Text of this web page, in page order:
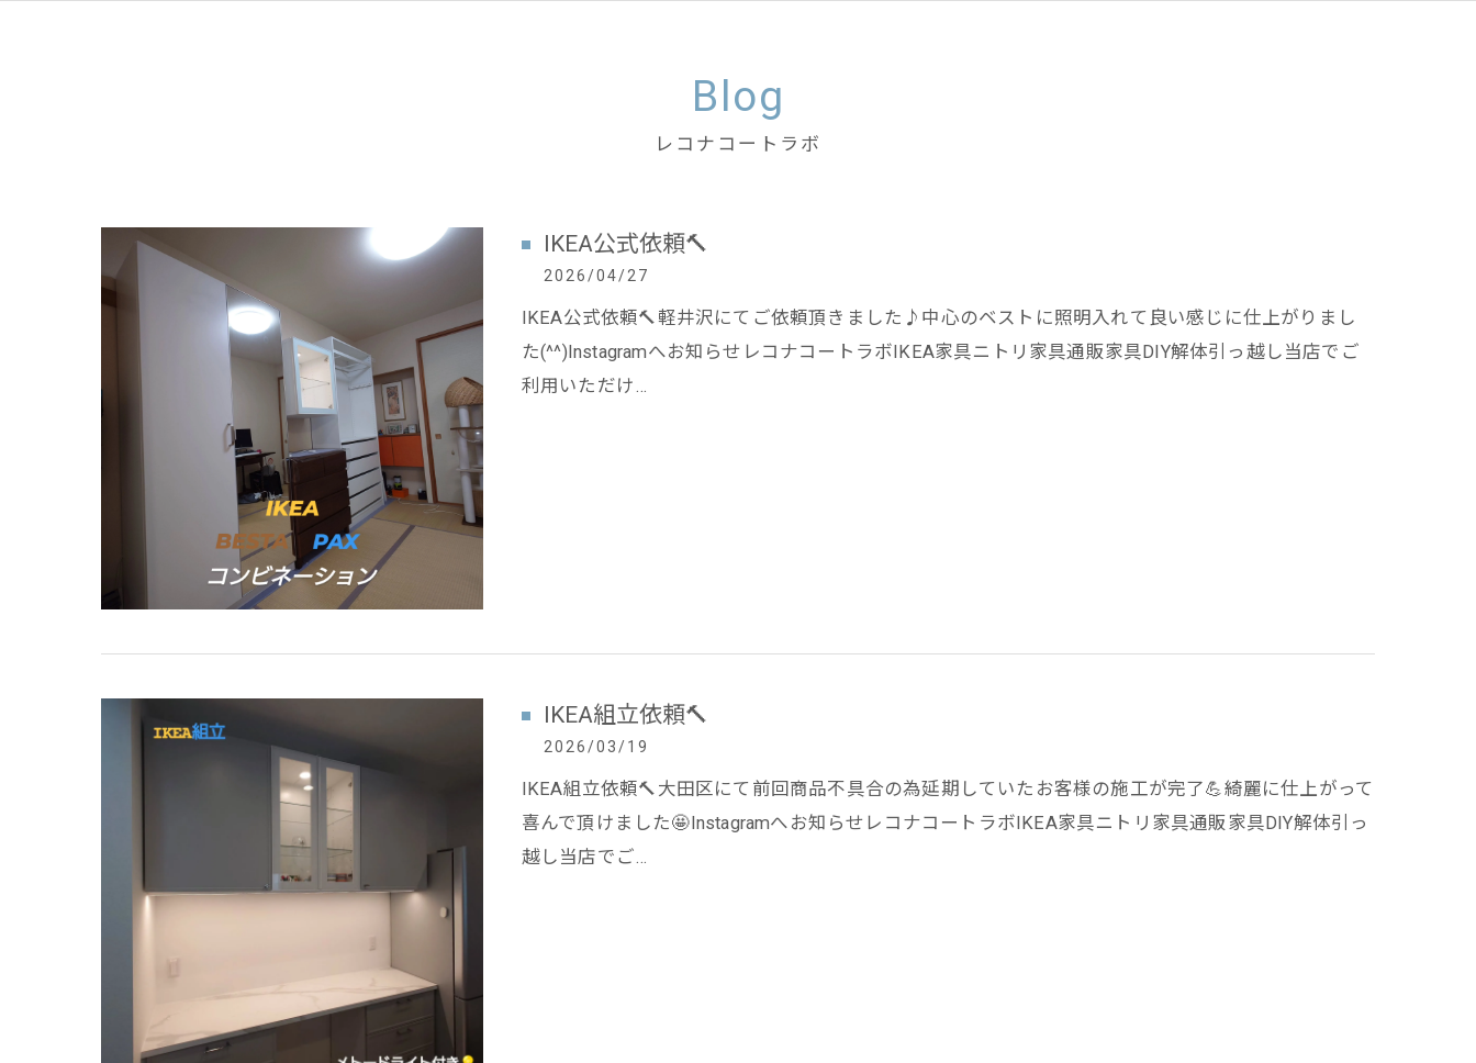
Blog
レコナコートラボ
IKEA公式依頼🔨
2026/04/27
IKEA公式依頼🔨軽井沢にてご依頼頂きました♪中心のベストに照明入れて良い感じに仕上がりまし
た(^^)Instagramへお知らせレコナコートラボIKEA家具ニトリ家具通販家具DIY解体引っ越し当店でご
利用いただけ…
IKEA組立依頼🔨
2026/03/19
IKEA組立依頼🔨大田区にて前回商品不具合の為延期していたお客様の施工が完了💪綺麗に仕上がって
喜んで頂けました🤩Instagramへお知らせレコナコートラボIKEA家具ニトリ家具通販家具DIY解体引っ
越し当店でご…